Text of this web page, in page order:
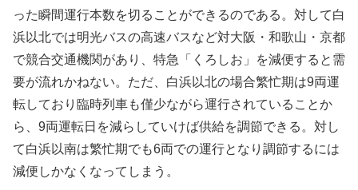
った瞬間運行本数を切ることができるのである。対して白
浜以北では明光バスの高速バスなど対大阪・和歌山・京都
で競合交通機関があり、特急「くろしお」を減便すると需
要が流れかねない。ただ、白浜以北の場合繁忙期は9両運
転しており臨時列車も僅少ながら運行されていることか
ら、9両運転日を減らしていけば供給を調節できる。対し
て白浜以南は繁忙期でも6両での運行となり調節するには
減便しかなくなってしまう。